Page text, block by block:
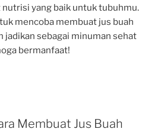
yang baik untuk tubuhmu.
mencoba membuat jus buah
jadikan sebagai minuman sehat
bermanfaat!
Membuat Jus Buah